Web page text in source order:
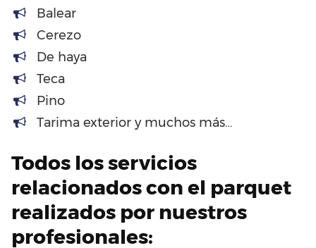
Balear
Cerezo
De haya
Teca
Pino
Tarima exterior y muchos más…
Todos los servicios
relacionados con el parquet
realizados por nuestros
profesionales: